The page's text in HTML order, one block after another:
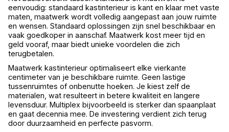
eenvoudig: standaard kastinterieur is kant en klaar met vaste
maten, maatwerk wordt volledig aangepast aan jouw ruimte
en wensen. Standaard oplossingen zijn snel beschikbaar en
vaak goedkoper in aanschaf. Maatwerk kost meer tijd en
geld vooraf, maar biedt unieke voordelen die zich
terugbetalen.
Maatwerk kastinterieur optimaliseert elke vierkante
centimeter van je beschikbare ruimte. Geen lastige
tussenruimtes of onbenutte hoeken. Je kiest zelf de
materialen, wat resulteert in betere kwaliteit en langere
levensduur. Multiplex bijvoorbeeld is sterker dan spaanplaat
en gaat decennia mee. De investering verdient zich terug
door duurzaamheid en perfecte pasvorm.